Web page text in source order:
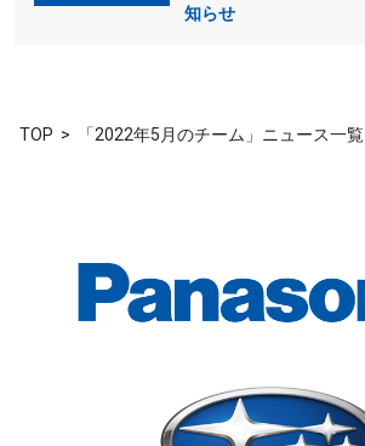
知らせ
TOP 「2022年5月のチーム」ニュース一覧